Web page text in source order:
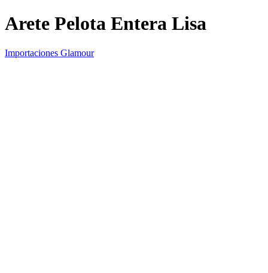
Arete Pelota Entera Lisa
Importaciones Glamour